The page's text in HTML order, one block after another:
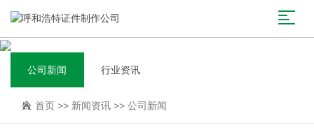
公司新闻 行业资讯
首页 >> 新闻资讯 >> 公司新闻